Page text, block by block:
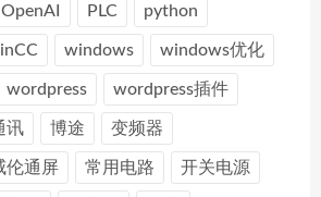
OpenAI PLC python
windows windows优化
wordpress wordpress插件
讯 博途 变频器
伦通屏 常用电路 开关电源